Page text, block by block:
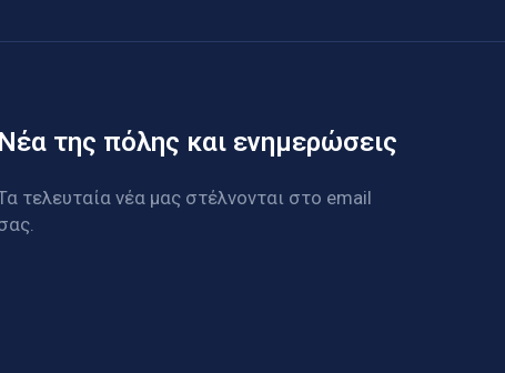
Νέα της πόλης και ενημερώσεις
τελευταία νέα μας στέλνονται στο email